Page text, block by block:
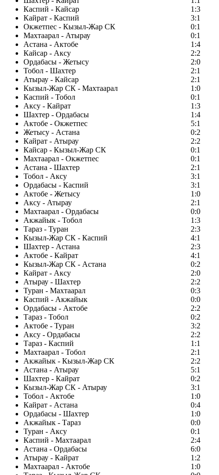
Каспий - Кайсар
1:3
Кайрат - Каспий
3:1
Окжетпес - Кызыл-Жар СК
0:1
Махтаарал - Атырау
0:1
Астана - Актобе
1:4
Кайсар - Аксу
2:2
Ордабасы - Жетысу
2:0
Тобол - Шахтер
2:1
Атырау - Кайсар
2:1
Кызыл-Жар СК - Махтаарал
1:0
Каспий - Тобол
0:1
Аксу - Кайрат
1:3
Шахтер - Ордабасы
1:4
Актобе - Окжетпес
5:1
Жетысу - Астана
0:2
Кайрат - Атырау
2:2
Кайсар - Кызыл-Жар СК
0:1
Махтаарал - Окжетпес
0:1
Астана - Шахтер
2:1
Тобол - Аксу
3:1
Ордабасы - Каспий
3:1
Актобе - Жетысу
1:0
Аксу - Атырау
2:1
Махтаарал - Ордабасы
0:0
Акжайык - Тобол
1:3
Тараз - Туран
2:3
Кызыл-Жар СК - Каспий
4:1
Шахтер - Астана
2:3
Актобе - Кайрат
4:1
Кызыл-Жар СК - Астана
0:2
Кайрат - Аксу
2:0
Атырау - Шахтер
2:2
Туран - Махтаарал
0:3
Каспий - Акжайык
0:0
Ордабасы - Актобе
2:2
Тараз - Тобол
0:2
Актобе - Туран
3:2
Аксу - Ордабасы
2:2
Тараз - Каспий
1:1
Махтаарал - Тобол
2:1
Акжайык - Кызыл-Жар СК
2:2
Астана - Атырау
5:1
Шахтер - Кайрат
0:2
Кызыл-Жар СК - Атырау
3:1
Тобол - Актобе
1:0
Кайрат - Астана
0:4
Ордабасы - Шахтер
1:0
Акжайык - Тараз
0:0
Туран - Аксу
0:1
Каспий - Махтаарал
2:4
Астана - Ордабасы
6:0
Атырау - Кайрат
1:2
Махтаарал - Актобе
1:0